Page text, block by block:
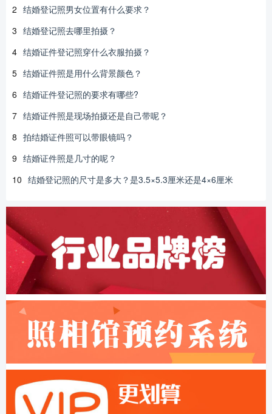
2 结婚登记照男女位置有什么要求？
3 结婚登记照去哪里拍摄？
4 结婚证件登记照穿什么衣服拍摄？
5 结婚证件照是用什么背景颜色？
6 结婚证件登记照的要求有哪些?
7 结婚证件照是现场拍摄还是自己带呢？
8 拍结婚证件照可以带眼镜吗？
9 结婚证件照是几寸的呢？
10 结婚登记照的尺寸是多大？是3.5×5.3厘米还是4×6厘米